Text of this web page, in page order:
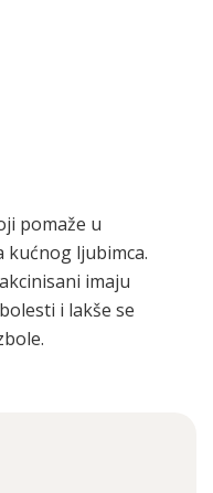
pomaže u
ljubimca.
imaju
i lakše se